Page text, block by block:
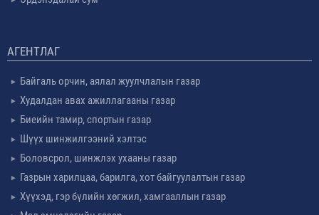
АГЕНТЛАГ
Байгаль орчин, аялал жуулчлалын газар
Худалдан авах ажиллагааны газар
Биеийн тамир, спортын газар
Шүүх шинжилгээний хэлтэс
Боловсрол, шинжлэх ухааны газар
Газрын харилцаа, барилга, хот байгуулалтын газар
Хүүхэд, гэр бүлийн хөгжил, хамгааллын газар